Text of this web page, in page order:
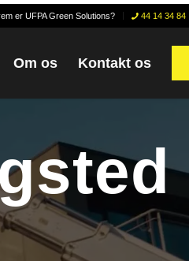
er UFPA Green Solutions? 44 14 34 84
Om os Kontakt os